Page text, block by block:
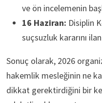
ve ön incelemenin
16 Haziran: Disiplin
suçsuzluk kararını
Sonuç olarak, 2026
hakemlik mesleğinin ne
dikkat gerektirdiğini bir